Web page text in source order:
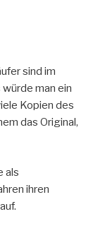
sind im
man ein
Kopien des
das Original,
als
ihren